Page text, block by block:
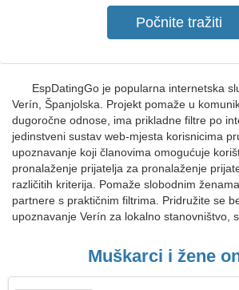
EspDatingGo je popularna internetska
Verín, Španjolska. Projekt pomaže u
dugoročne odnose, ima prikladne filtre po
jedinstveni sustav web-mjesta korisnicima
upoznavanje koji članovima omogućuje
pronalaženje prijatelja za pronalaženje
različitih kriterija. Pomaže slobodnim
partnere s praktičnim filtrima. Pridružite se
upoznavanje Verín za lokalno stanovništvo,
Muškarci i žene